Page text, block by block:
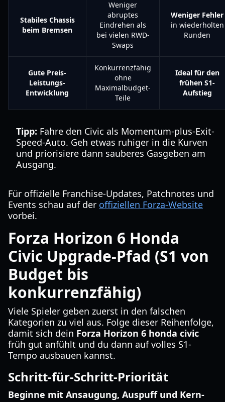
Stabiles Chassis
beim Bremsen
Weniger
abruptes
Eindrehen als
bei vielen RWD-
Swaps
Weniger Fehler
in wiederholten
Runden
Gute Preis-
Leistungs-
Entwicklung
Konkurrenzfähig
ohne
Maximalbudget-
Teile
Ideal für den
frühen S1-
Aufstieg
Tipp: Fahre den Civic als Momentum-plus-Exit-
Speed-Auto. Geh etwas ruhiger in die Kurven
und priorisiere dann sauberes Gasgeben am
Ausgang.
Für offizielle Franchise-Updates, Patchnotes und
Events schau auf der offiziellen Forza-Website
vorbei.
Forza Horizon 6 Honda
Civic Upgrade-Pfad (S1 von
Budget bis
konkurrenzfähig)
Viele Spieler geben zuerst in den falschen
Kategorien zu viel aus. Folge dieser Reihenfolge,
damit sich dein Forza Horizon 6 honda civic
früh gut anfühlt und du dann auf volles S1-
Tempo ausbauen kannst.
Schritt-für-Schritt-Priorität
Beginne mit Ansaugung, Auspuff und Kern-